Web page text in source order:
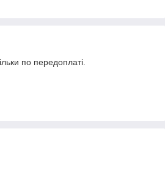
по передоплаті.